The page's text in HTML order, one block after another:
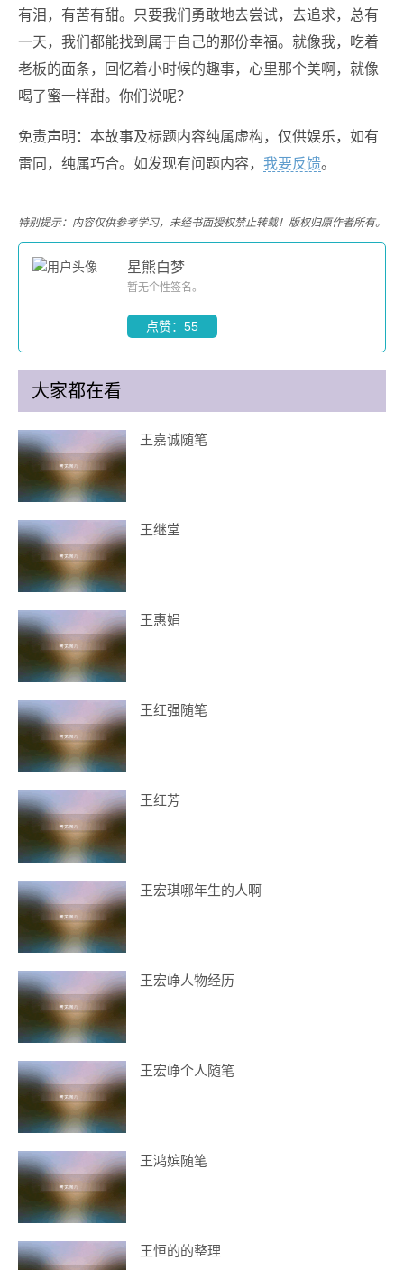
有泪，有苦有甜。只要我们勇敢地去尝试，去追求，总有
一天，我们都能找到属于自己的那份幸福。就像我，吃着
老板的面条，回忆着小时候的趣事，心里那个美啊，就像
喝了蜜一样甜。你们说呢？
免责声明：本故事及标题内容纯属虚构，仅供娱乐，如有
雷同，纯属巧合。如发现有问题内容， 我要反馈。
特别提示：内容仅供参考学习，未经书面授权禁止转载！版权归原作者所有。
星熊白梦
暂无个性签名。
点赞：55
大家都在看
王嘉诚随笔
王继堂
王惠娟
王红强随笔
王红芳
王宏琪哪年生的人啊
王宏峥人物经历
王宏峥个人随笔
王鸿嫔随笔
王恒的的整理